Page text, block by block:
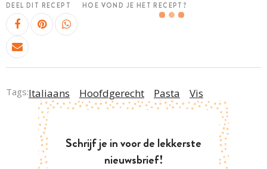
DEEL DIT RECEPT HOE VOND JE HET RECEPT?
Tags:Italiaans Hoofdgerecht Pasta Vis
Schrijf je in voor de lekkerste
nieuwsbrief!